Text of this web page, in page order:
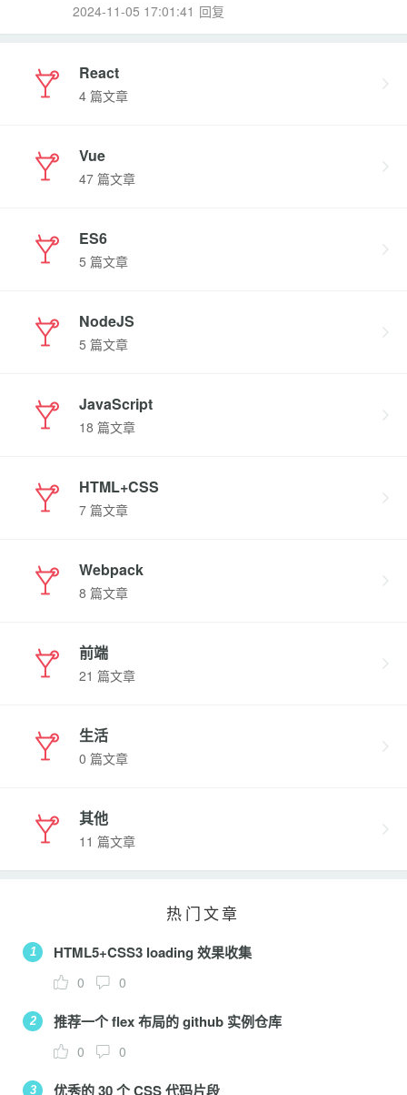
2024-11-05 17:01:41 回复
React
4 篇文章
Vue
47 篇文章
ES6
5 篇文章
NodeJS
5 篇文章
JavaScript
18 篇文章
HTML+CSS
7 篇文章
Webpack
8 篇文章
前端
21 篇文章
生活
0 篇文章
其他
11 篇文章
热门文章
1 HTML5+CSS3 loading 效果收集
0 0
2 推荐一个 flex 布局的 github 实例仓库
0 0
3 优秀的 30 个 CSS 代码片段